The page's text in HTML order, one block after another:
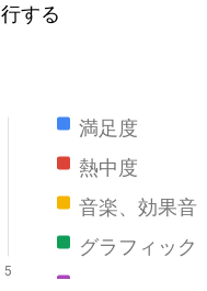
する
満足度
熱中度
音楽、効果音
グラフィック
5